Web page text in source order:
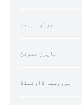
ورڈر بریمن
بایرن میونخ
بوروسیا ڈارٹمنڈ